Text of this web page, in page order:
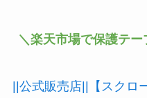
＼楽天市場で保護テ
||公式販売店||【スクロ